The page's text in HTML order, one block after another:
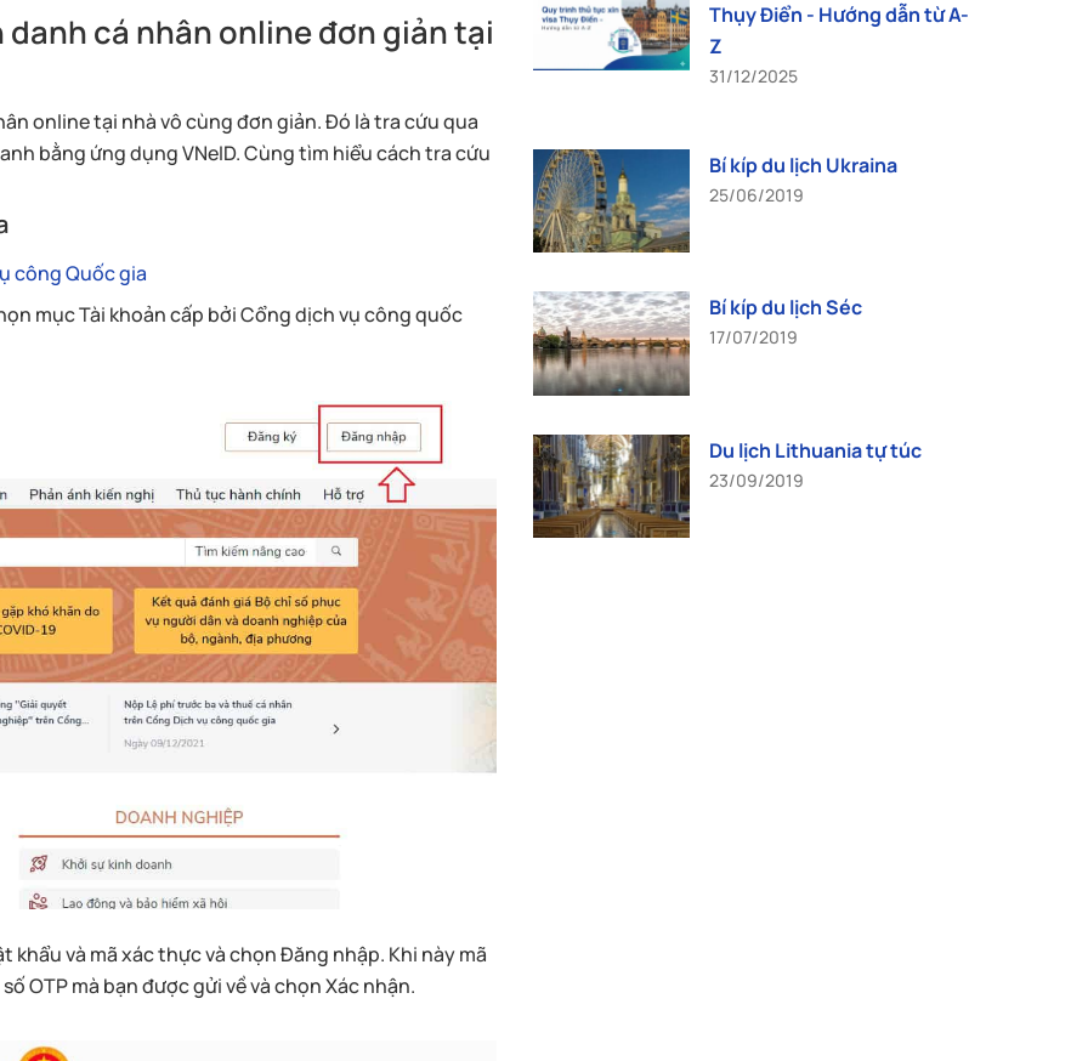
cá nhân online đơn giản tại
online tại nhà vô cùng đơn giản. Đó là tra cứu qua
bằng ứng dụng VNeID. Cùng tìm hiểu cách tra cứu
công Quốc gia
mục Tài khoản cấp bởi Cổng dịch vụ công quốc
và mã xác thực và chọn Đăng nhập. Khi này mã
OTP mà bạn được gửi về và chọn Xác nhận.
Thụy Điển - Hướng dẫn từ A-
Z
31/12/2025
Bí kíp du lịch Ukraina
25/06/2019
Bí kíp du lịch Séc
17/07/2019
Du lịch Lithuania tự túc
23/09/2019